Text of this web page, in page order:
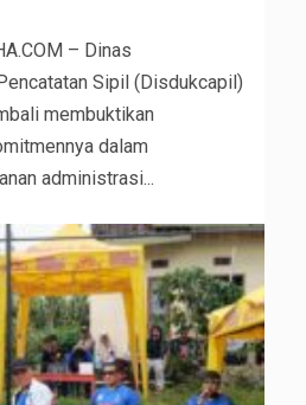
– Dinas
Sipil (Disdukcapil)
membuktikan
dalam
administrasi...